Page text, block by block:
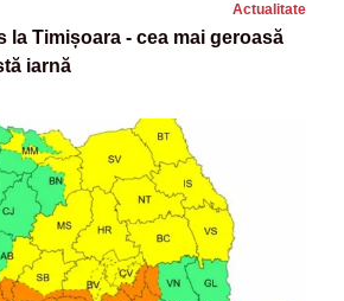
Actualitate
la Timișoara - cea mai geroasă
iarnă